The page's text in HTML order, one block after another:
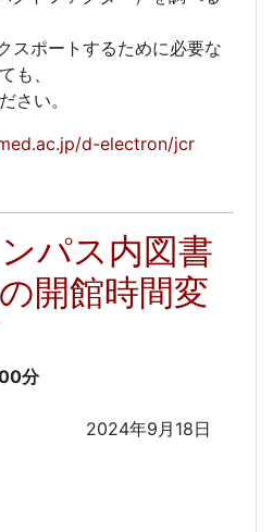
スポートするために必要な
も、
さい。
d-electron/jcr
パス内図書
開館時間変
分
9月18日